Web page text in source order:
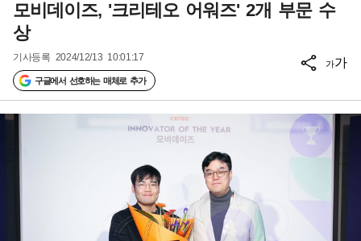
모비데이즈, '크리테오 어워즈' 2개 부문 수
상
기사등록 2024/12/13 10:01:17
구글에서 선호하는 매체로 추가
가가